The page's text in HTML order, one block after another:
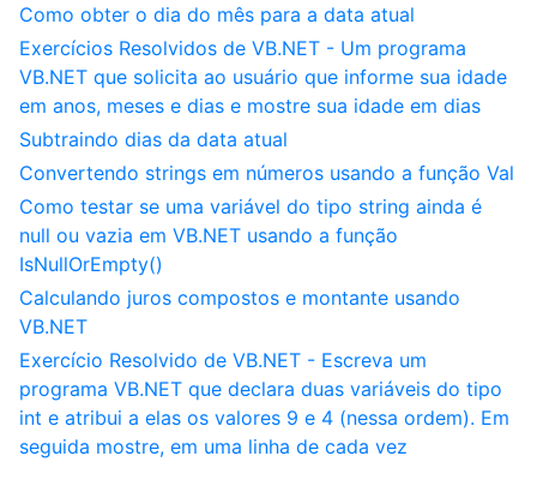
Como obter o dia do mês para a data atual
Exercícios Resolvidos de VB.NET - Um programa
VB.NET que solicita ao usuário que informe sua idade
em anos, meses e dias e mostre sua idade em dias
Subtraindo dias da data atual
Convertendo strings em números usando a função Val
Como testar se uma variável do tipo string ainda é
null ou vazia em VB.NET usando a função
IsNullOrEmpty()
Calculando juros compostos e montante usando
VB.NET
Exercício Resolvido de VB.NET - Escreva um
programa VB.NET que declara duas variáveis do tipo
int e atribui a elas os valores 9 e 4 (nessa ordem). Em
seguida mostre, em uma linha de cada vez